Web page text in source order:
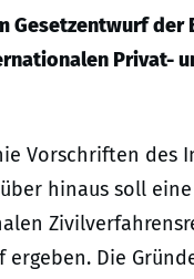
Gesetzentwurf
Privat-
Vorschriften des
hinaus soll
ergeben. Die